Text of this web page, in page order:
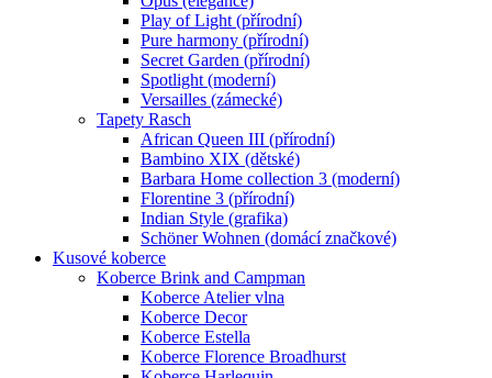
Play of Light (přírodní)
Pure harmony (přírodní)
Secret Garden (přírodní)
Spotlight (moderní)
Versailles (zámecké)
Tapety Rasch
African Queen III (přírodní)
Bambino XIX (dětské)
Barbara Home collection 3 (moderní)
Florentine 3 (přírodní)
Indian Style (grafika)
Schöner Wohnen (domácí značkové)
Kusové koberce
Koberce Brink and Campman
Koberce Atelier vlna
Koberce Decor
Koberce Estella
Koberce Florence Broadhurst